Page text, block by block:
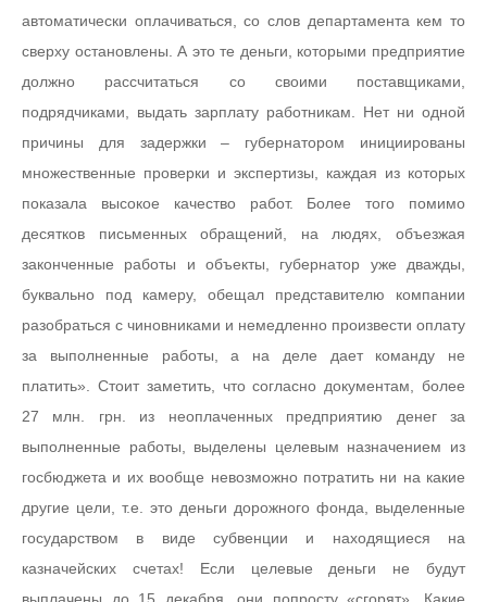
автоматически оплачиваться, со слов департамента кем то
сверху остановлены. А это те деньги, которыми предприятие
должно рассчитаться со своими поставщиками,
подрядчиками, выдать зарплату работникам. Нет ни одной
причины для задержки – губернатором инициированы
множественные проверки и экспертизы, каждая из которых
показала высокое качество работ. Более того помимо
десятков письменных обращений, на людях, объезжая
законченные работы и объекты, губернатор уже дважды,
буквально под камеру, обещал представителю компании
разобраться с чиновниками и немедленно произвести оплату
за выполненные работы, а на деле дает команду не
платить». Стоит заметить, что согласно документам, более
27 млн. грн. из неоплаченных предприятию денег за
выполненные работы, выделены целевым назначением из
госбюджета и их вообще невозможно потратить ни на какие
другие цели, т.е. это деньги дорожного фонда, выделенные
государством в виде субвенции и находящиеся на
казначейских счетах! Если целевые деньги не будут
выплачены до 15 декабря, они попросту «сгорят». Какие